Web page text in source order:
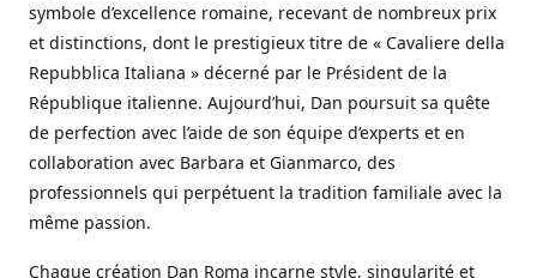
symbole d’excellence romaine, recevant de nombreux prix
et distinctions, dont le prestigieux titre de « Cavaliere della
Repubblica Italiana » décerné par le Président de la
République italienne. Aujourd’hui, Dan poursuit sa quête
de perfection avec l’aide de son équipe d’experts et en
collaboration avec Barbara et Gianmarco, des
professionnels qui perpétuent la tradition familiale avec la
même passion.
Chaque création Dan Roma incarne style, singularité et